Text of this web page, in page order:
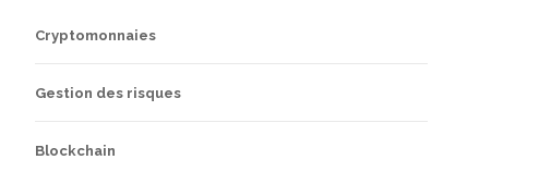
Cryptomonnaies
Gestion des risques
Blockchain